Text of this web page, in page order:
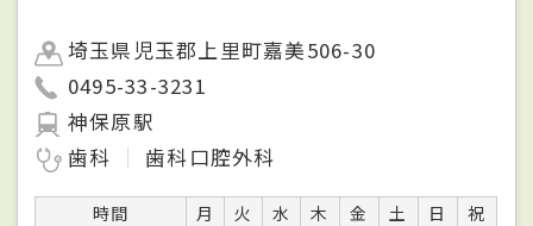
埼玉県児玉郡上里町嘉美506-30
0495-33-3231
神保原駅
歯科
歯科口腔外科
時間 月 火 水 木 金 土 日
祝